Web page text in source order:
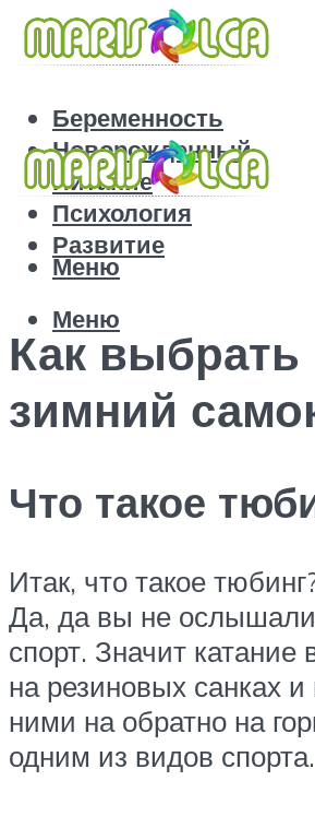
Беременность
Новорожденный
Питание
Психология
Развитие
Меню
Меню
Как выбрать
зимний
Что такое
Итак, что такое
Да, да вы не
спорт. Значит катание
на резиновых санках
ними на обратно на
одним из видов спорта.